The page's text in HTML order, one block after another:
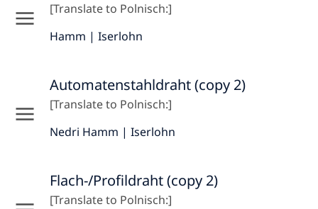
[Translate to Polnisch:]
Hamm | Iserlohn
Automatenstahldraht (copy 2)
[Translate to Polnisch:]
Nedri Hamm | Iserlohn
Flach-/Profildraht (copy 2)
[Translate to Polnisch:]